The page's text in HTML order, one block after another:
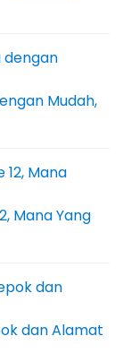
Mudah,
Mana Yang
dan Alamat